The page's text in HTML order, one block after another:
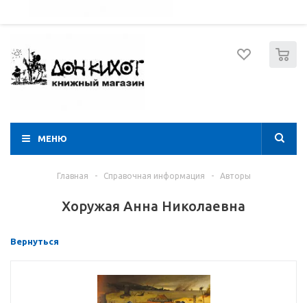
МЕНЮ
Главная - Справочная информация - Авторы
Хоружая Анна Николаевна
Вернуться